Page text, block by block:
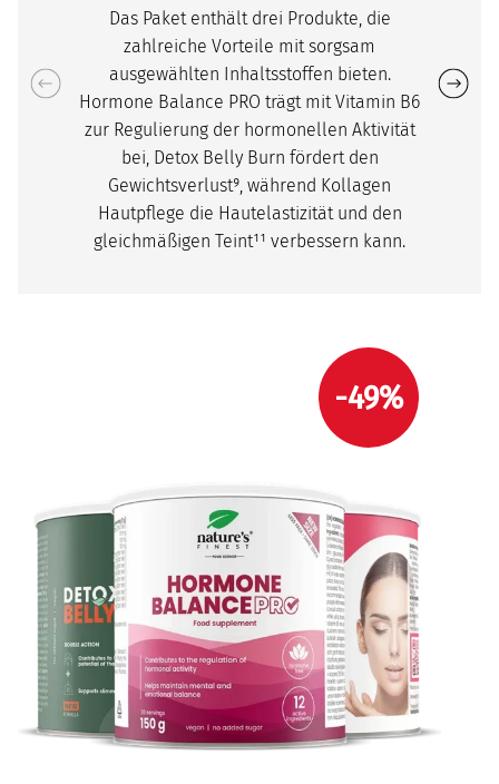
Das Paket enthält drei Produkte, die
zahlreiche Vorteile mit sorgsam
ausgewählten Inhaltsstoffen bieten.
Hormone Balance PRO trägt mit Vitamin B6
zur Regulierung der hormonellen Aktivität
bei, Detox Belly Burn fördert den
Gewichtsverlust⁹, während Kollagen
Hautpflege die Hautelastizität und den
gleichmäßigen Teint¹¹ verbessern kann.
-49%